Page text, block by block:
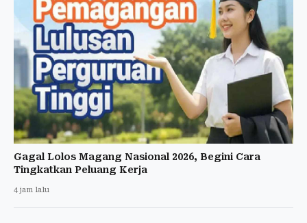
Gagal Lolos Magang Nasional 2026, Begini Cara
Tingkatkan Peluang Kerja
4 jam lalu